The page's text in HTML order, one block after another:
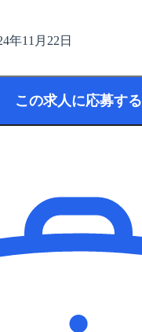
年11月22日
この求人に応募する